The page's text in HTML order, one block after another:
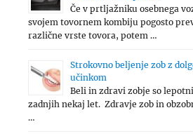
Če v prtljažniku osebnega
svojem tovornem kombiju pogosto
različne vrste tovora, potem …
Strokovno beljenje zob z
učinkom
Beli in zdravi zobje so
zadnjih nekaj let. Zdravje zob in
…